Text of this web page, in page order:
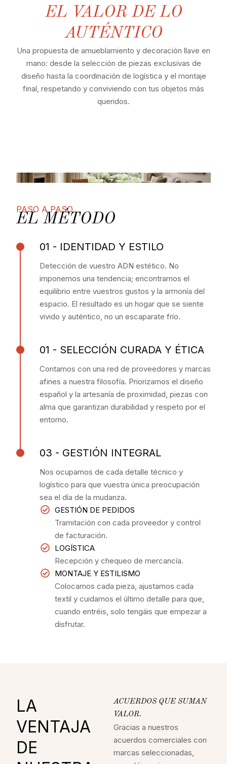
EL VALOR DE LO
AUTÉNTICO
Una propuesta de amueblamiento y decoración llave en
mano: desde la selección de piezas exclusivas de
diseño hasta la coordinación de logística y el montaje
final, respetando y conviviendo con tus objetos más
queridos.
PASO A PASO
EL MÉTODO
01 - IDENTIDAD Y ESTILO
Detección de vuestro ADN estético. No
imponemos una tendencia; encontramos el
equilibrio entre vuestros gustos y la armonía del
espacio. El resultado es un hogar que se siente
vivido y auténtico, no un escaparate frío.
01 - SELECCIÓN CURADA Y ÉTICA
Contamos con una red de proveedores y marcas
afines a nuestra filosofía. Priorizamos el diseño
español y la artesanía de proximidad, piezas con
alma que garantizan durabilidad y respeto por el
entorno.
03 - GESTIÓN INTEGRAL
Nos ocupamos de cada detalle técnico y
logístico para que vuestra única preocupación
sea el día de la mudanza.
GESTIÓN DE PEDIDOS
Tramitación con cada proveedor y control
de facturación.
LOGÍSTICA
Recepción y chequeo de mercancía.
MONTAJE Y ESTILISMO
Colocamos cada pieza, ajustamos cada
textil y cuidamos el último detalle para que,
cuando entréis, solo tengáis que empezar a
disfrutar.
LA
VENTAJA
DE
ACUERDOS QUE SUMAN
VALOR.
Gracias a nuestros
acuerdos comerciales con
marcas seleccionadas,